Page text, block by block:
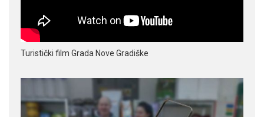
Turistički film Grada Nove Gradiške